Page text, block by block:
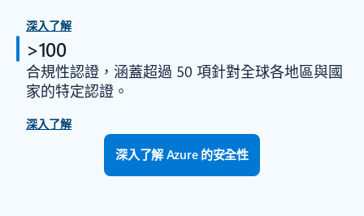
深入了解
>100
合規性認證，涵蓋超過 50 項針對全球各地區與國
家的特定認證。
深入了解
深入了解 Azure 的安全性